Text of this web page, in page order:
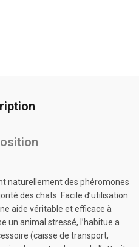
naturellement des phéromones
des chats. Facile d’utilisation
aide véritable et efficace à
un animal stressé, l’habitue a
(caisse de transport,